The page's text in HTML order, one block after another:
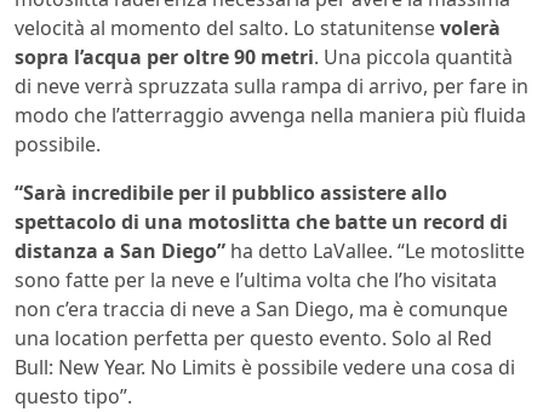
velocità al momento del salto. Lo statunitensevolerà
sopra l’acqua per oltre 90 metri. Una piccola quantità
di neve verrà spruzzata sulla rampa di arrivo, per fare in
modo che l’atterraggio avvenga nella maniera più fluida
possibile.
“Sarà incredibile per il pubblico assistere allo
spettacolo di una motoslitta che batte un record di
distanza a San Diego” ha detto LaVallee. “Le motoslitte
sono fatte per la neve e l’ultima volta che l’ho visitata
non c’era traccia di neve a San Diego, ma è comunque
una location perfetta per questo evento. Solo al Red
Bull: New Year. No Limits è possibile vedere una cosa di
questo tipo”.